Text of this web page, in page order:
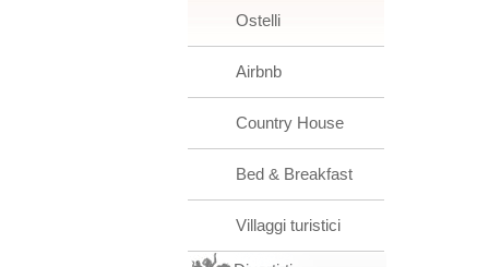
Ostelli
Airbnb
Country House
Bed & Breakfast
Villaggi turistici